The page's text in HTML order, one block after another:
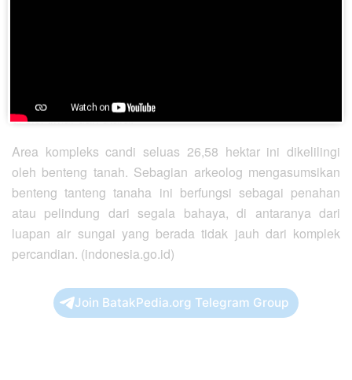
yaitu Sungai Pane di sebelah barat dan Sungai Barumun
di sisi timur dan utara.
Area kompleks candi seluas 26,58 hektar ini dikelilingi
oleh benteng tanah. Sebagian arkeolog mengasumsikan
benteng tanteng tanaha ini berfungsi sebagai penahan
atau pelindung dari segala bahaya, di antaranya dari
luapan air sungai yang berada tidak jauh dari komplek
percandian. (indonesia.go.id)
Join BatakPedia.org Telegram Group